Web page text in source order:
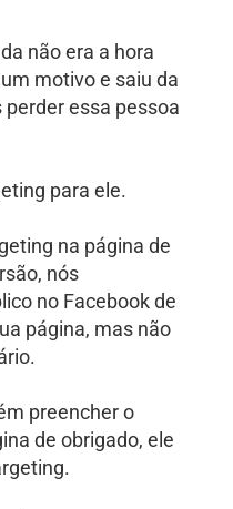
não era a hora
motivo e saiu da
essa pessoa
para ele.
na página de
nós
no Facebook de
página, mas não
preencher o
de obrigado, ele